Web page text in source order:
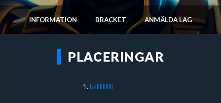
INFORMATION BRACKET ANMÄLDA LAG
PLACERINGAR
1. lollllllllllll